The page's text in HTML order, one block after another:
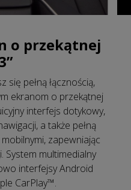
o przekątnej
się pełną łącznością,
ekranom o przekątnej
interfejs dotykowy,
a także pełną
zapewniając
System multimedialny
interfejsy Android
CarPlay™.